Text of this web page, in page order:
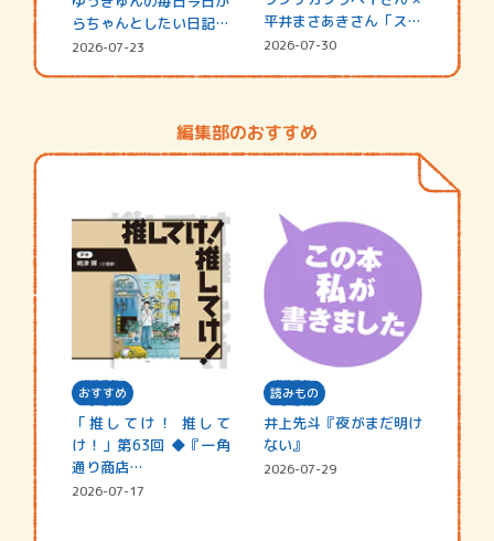
らちゃんとしたい日記
☆202…
2026-07-23
平井まさあきさん「スペ
シャ…
2026-07-30
編集部のおすすめ
おすすめ
「推してけ！ 推して
け！」第63回 ◆『一角
通り商店…
2026-07-17
読みもの
井上先斗『夜がまだ明け
ない』
2026-07-29